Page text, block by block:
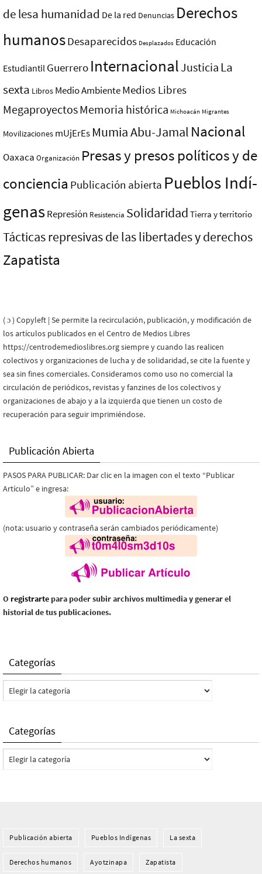
de lesa humanidad De la red Denuncias Derechos
humanosDesaparecidos Desplazados Educación
Estudiantil Guerrero InternacionalJusticia La
sexta Libros Medio AmbienteMedios Libres
MegaproyectosMemoria histórica Michoacán Migrantes
Movilizaciones mUjErEs Mumia Abu-Jamal Nacional
Oaxaca Organización Presas y presos polí­ticos y de
conciencia Publicación abierta Pueblos Indí­
genasRepresión Resistencia Solidaridad Tierra y territorio
Tácticas represivas de las libertades y derechos
Zapatista
( ɔ ) Copyleft | Se permite la recirculación, publicación, y modificación de
los artículos publicados en el Centro de Medios Libres
https://centrodemedioslibres.org siempre y cuando las realicen
colectivos y organizaciones de lucha y de solidaridad, se cite la fuente y
sea sin fines comerciales. Consideramos como uso no comercial la
circulación de periódicos, revistas y fanzines de los colectivos y
organizaciones de abajo y a la izquierda que tienen un costo de
recuperación para seguir imprimiéndose.
Publicación Abierta
PASOS PARA PUBLICAR: Dar clic en la imagen con el texto “Publicar
Artículo” e ingresa:
(nota: usuario y contraseña serán cambiados periódicamente)
O registrarte para poder subir archivos multimedia y generar el
historial de tus publicaciones.
Categorías
Categorías
Categorías
Categorías
Publicación abierta Pueblos Indí­genas La sexta
Derechos humanos Ayotzinapa Zapatista